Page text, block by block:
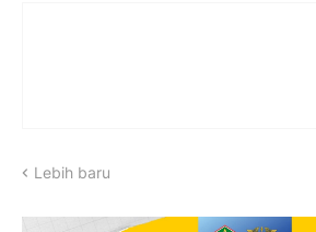
Lebih baru